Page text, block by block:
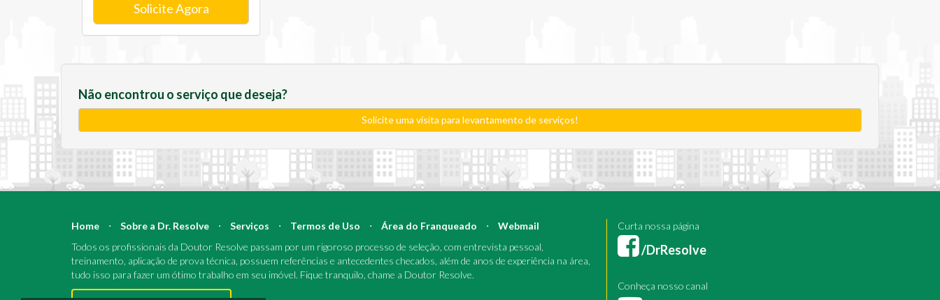
Solicite Agora
Não encontrou o serviço que deseja?
Solicite uma visita para levantamento de serviços!
Home ⋅ Sobre a Dr. Resolve ⋅ Serviços ⋅ Termos de Uso ⋅ Área do Franqueado ⋅
Webmail
Todos os profissionais da Doutor Resolve passam por um rigoroso processo de seleção, com entrevista pessoal,
treinamento, aplicação de prova técnica, possuem referências e antecedentes checados, além de anos de experiência na área,
tudo isso para fazer um ótimo trabalho em seu imóvel. Fique tranquilo, chame a Doutor Resolve.
Curta nossa página
/DrResolve
Conheça nosso canal